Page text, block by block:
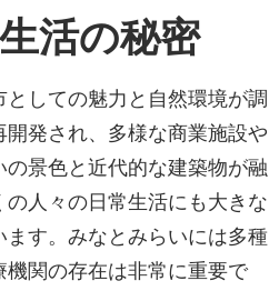
活の秘密
しての魅力と自然環境が調
発され、多様な商業施設や
景色と近代的な建築物が融
人々の日常生活にも大きな
す。みなとみらいには多種
関の存在は非常に重要で